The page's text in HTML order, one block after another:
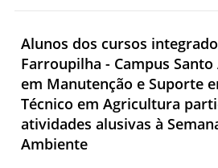
Alunos dos cursos
Farroupilha - Campus Santo
em Manutenção e Suporte
Técnico em Agricultura
atividades alusivas à
Ambiente